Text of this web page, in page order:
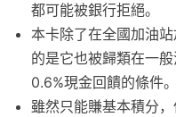
都可能被銀行拒絕。
本卡除了在全國加油
的是它也被歸類在一
0.6%現金回饋的條件。
雖然只能賺基本積分